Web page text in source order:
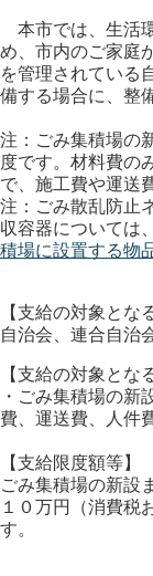
本市では、生活
め、市内のご家庭
を管理されている
備する場合に、整
注：ごみ集積場の
度です。材料費の
で、施工費や運送
注：ごみ散乱防止
収容器については
積場に設置する物
【支給の対象とな
自治会、連合自治
【支給の対象とな
・ごみ集積場の新
費、運送費、人件
【支給限度額等】
ごみ集積場の新設
１０万円（消費税
す。